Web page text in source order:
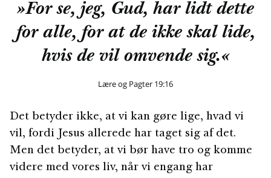
»For se, jeg, Gud, har lidt dette
for alle, for at de ikke skal lide,
hvis de vil omvende sig.«
Lære og Pagter 19:16
Det betyder ikke, at vi kan gøre lige, hvad vi
vil, fordi Jesus allerede har taget sig af det.
Men det betyder, at vi bør have tro og komme
videre med vores liv, når vi engang har